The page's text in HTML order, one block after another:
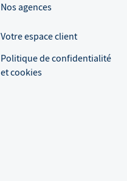
Nos agences
Votre espace client
Politique de confidentialité
et cookies